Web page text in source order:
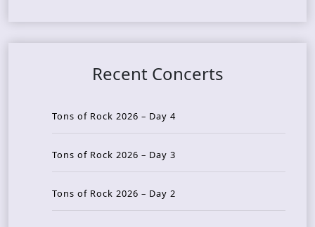
Recent Concerts
Tons of Rock 2026 – Day 4
Tons of Rock 2026 – Day 3
Tons of Rock 2026 – Day 2